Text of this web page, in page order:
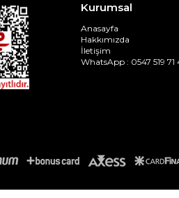
Kurumsal
Anasayfa
Hakkımızda
İletişim
WhatsApp : 0547 519 71